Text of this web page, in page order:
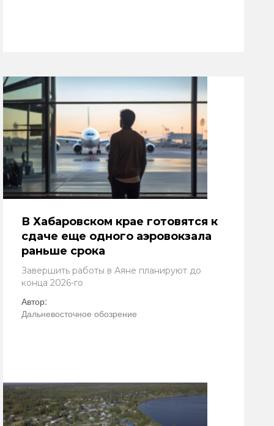
В Хабаровском крае готовятся к
сдаче еще одного аэровокзала
раньше срока
Завершить работы в Аяне планируют до
конца 2026-го
Автор:
Дальневосточное обозрение